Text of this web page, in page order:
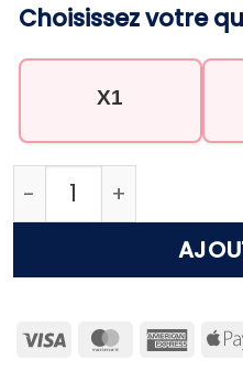
Choisissez votre
X1
quantité de Bracelet
Visa MasterCard